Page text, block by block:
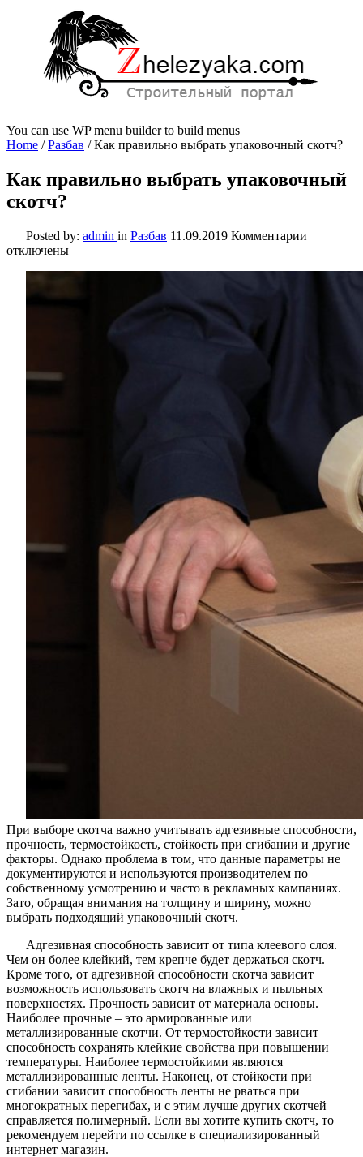
You can use WP menu builder to build menus
Home /Разбав /Как правильно выбрать упаковочный скотч?
Как правильно выбрать упаковочный
скотч?
Posted by: admin in Разбав 11.09.2019 Комментарии
отключены
При выборе скотча важно учитывать адгезивные способности,
прочность, термостойкость, стойкость при сгибании и другие
факторы. Однако проблема в том, что данные параметры не
документируются и используются производителем по
собственному усмотрению и часто в рекламных кампаниях.
Зато, обращая внимания на толщину и ширину, можно
выбрать подходящий упаковочный скотч.
Адгезивная способность зависит от типа клеевого слоя.
Чем он более клейкий, тем крепче будет держаться скотч.
Кроме того, от адгезивной способности скотча зависит
возможность использовать скотч на влажных и пыльных
поверхностях. Прочность зависит от материала основы.
Наиболее прочные – это армированные или
металлизированные скотчи. От термостойкости зависит
способность сохранять клейкие свойства при повышении
температуры. Наиболее термостойкими являются
металлизированные ленты. Наконец, от стойкости при
сгибании зависит способность ленты не рваться при
многократных перегибах, и с этим лучше других скотчей
справляется полимерный. Если вы хотите купить скотч, то
рекомендуем перейти по ссылке в специализированный
интернет магазин.